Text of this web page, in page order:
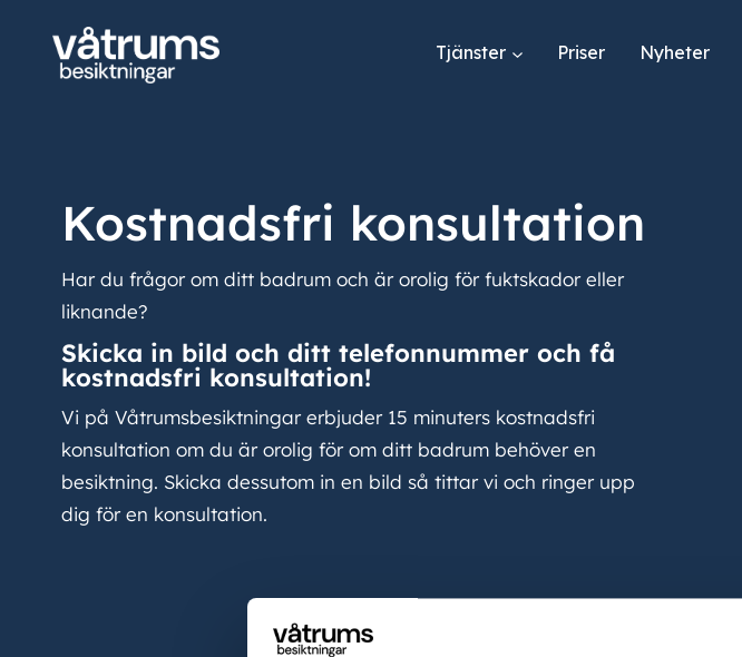
Tjänster Priser Nyheter
Kostnadsfri konsultation
Har du frågor om ditt badrum och är orolig för fuktskador eller
liknande?
Skicka in bild och ditt telefonnummer och få
kostnadsfri konsultation!
Vi på Våtrumsbesiktningar erbjuder 15 minuters kostnadsfri
konsultation om du är orolig för om ditt badrum behöver en
besiktning. Skicka dessutom in en bild så tittar vi och ringer upp
dig för en konsultation.